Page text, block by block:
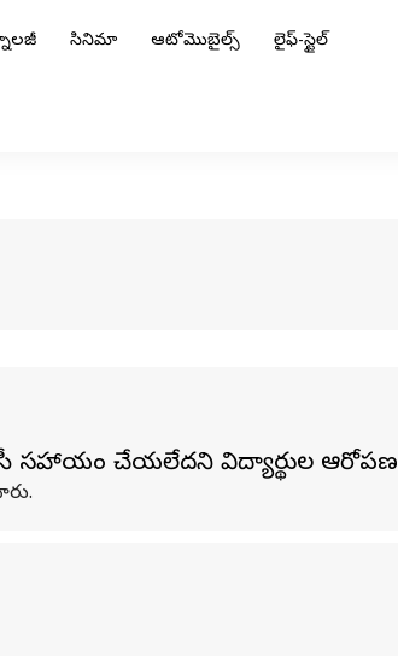
సినిమా ఆటోమొబైల్స్ లైఫ్-స్టైల్
సహాయం చేయలేదని విద్యార్థుల ఆరోపణ